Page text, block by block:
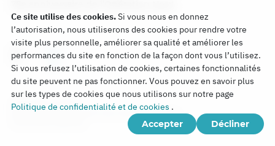
Copyright © 2026
Watch Tower Bible and Tract Society of Korea.
Ce site utilise des cookies.Si vous nous en donnez
l’autorisation, nous utiliserons des cookies pour rendre votre
visite plus personnelle, améliorer sa qualité et améliorer les
performances du site en fonction de la façon dont vous l’utilisez.
Si vous refusez l’utilisation de cookies, certaines fonctionnalités
du site peuvent ne pas fonctionner. Vous pouvez en savoir plus
sur les types de cookies que nous utilisons sur notre page
Politique de confidentialité et de cookies .
Accepter
Décliner